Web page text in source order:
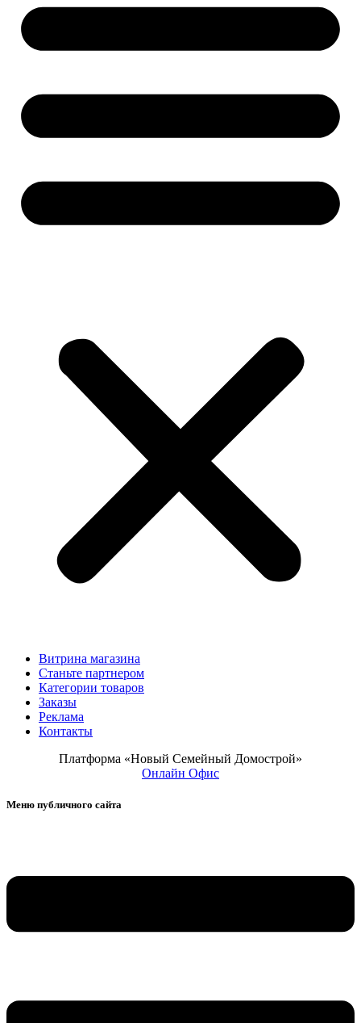
Витрина магазина
Станьте партнером
Категории товаров
Заказы
Реклама
Контакты
Платформа «Новый Семейный Домострой»
Онлайн Офис
Меню публичного сайта